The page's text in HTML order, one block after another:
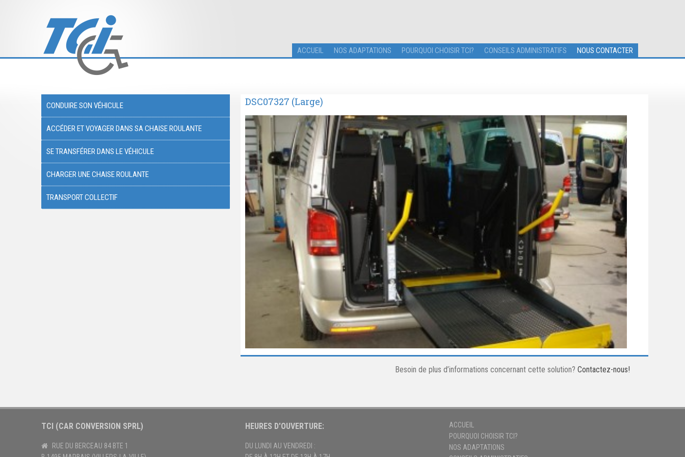
ACCUEIL NOS ADAPTATIONS POURQUOI CHOISIR TCI? CONSEILS ADMINISTRATIFS NOUS CONTACTER
CONDUIRE SON VÉHICULE
ACCÉDER ET VOYAGER DANS SA CHAISE ROULANTE
SE TRANSFÉRER DANS LE VÉHICULE
CHARGER UNE CHAISE ROULANTE
TRANSPORT COLLECTIF
DSC07327 (Large)
Besoin de plus d’informations concernant cette solution? Contactez-nous!
TCI (CAR CONVERSION SPRL)
RUE DU BERCEAU 84 BTE 1
HEURES D'OUVERTURE:
DU LUNDI AU VENDREDI :
ACCUEIL
POURQUOI CHOISIR TCI?
NOS ADAPTATIONS